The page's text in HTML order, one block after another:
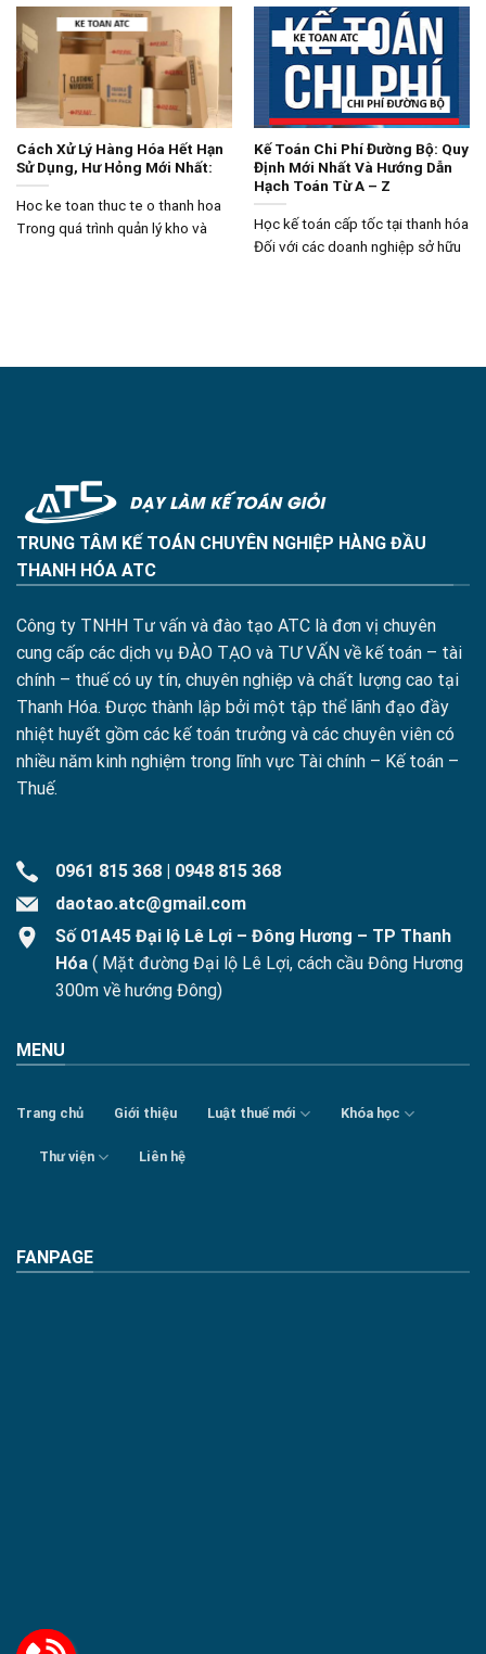
Cách Xử Lý Hàng Hóa Hết Hạn
Sử Dụng, Hư Hỏng Mới Nhất:
Hoc ke toan thuc te o thanh hoa
Trong quá trình quản lý kho và
Kế Toán Chi Phí Đường Bộ: Quy
Định Mới Nhất Và Hướng Dẫn
Hạch Toán Từ A – Z
Học kế toán cấp tốc tại thanh hóa
Đối với các doanh nghiệp sở hữu
TRUNG TÂM KẾ TOÁN CHUYÊN NGHIỆP HÀNG ĐẦU
THANH HÓA ATC
Công ty TNHH Tư vấn và đào tạo ATC là đơn vị chuyên
cung cấp các dịch vụ ĐÀO TẠO và TƯ VẤN về kế toán – tài
chính – thuế có uy tín, chuyên nghiệp và chất lượng cao tại
Thanh Hóa. Được thành lập bởi một tập thể lãnh đạo đầy
nhiệt huyết gồm các kế toán trưởng và các chuyên viên có
nhiều năm kinh nghiệm trong lĩnh vực Tài chính – Kế toán –
Thuế.
0961 815 368 | 0948 815 368
daotao.atc@gmail.com
Số 01A45 Đại lộ Lê Lợi – Đông Hương – TP Thanh
Hóa ( Mặt đường Đại lộ Lê Lợi, cách cầu Đông Hương
300m về hướng Đông)
MENU
Trang chủ Giới thiệu Luật thuế mới Khóa học
Thư viện Liên hệ
FANPAGE